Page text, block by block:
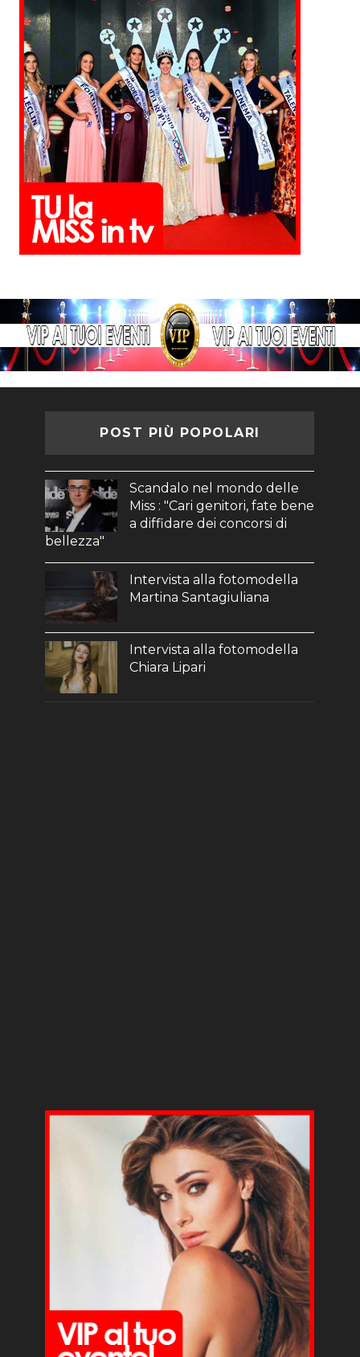
POST PIÙ POPOLARI
Scandalo nel mondo delle
Miss : "Cari genitori, fate bene
a diffidare dei concorsi di
bellezza"
Intervista alla fotomodella
Martina Santagiuliana
Intervista alla fotomodella
Chiara Lipari